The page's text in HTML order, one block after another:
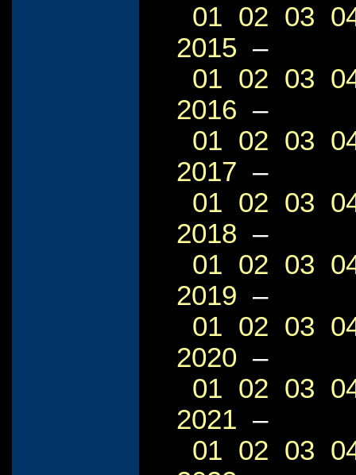
01 02 03
2015 –
01 02 03
2016 –
01 02 03
2017 –
01 02 03
2018 –
01 02 03
2019 –
01 02 03
2020 –
01 02 03
2021 –
01 02 03